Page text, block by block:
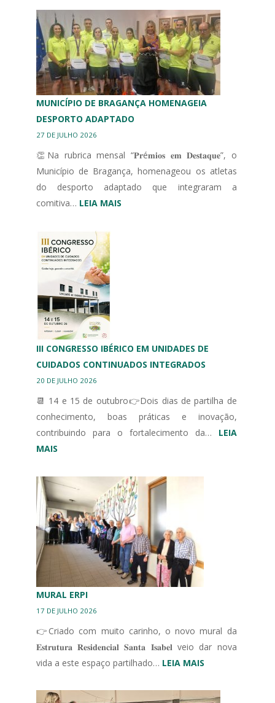
MUNICÍPIO DE BRAGANÇA HOMENAGEIA
DESPORTO ADAPTADO
27 DE JULHO 2026
👏Na rubrica mensal “𝐏𝐫é𝐦𝐢𝐨𝐬 𝐞𝐦 𝐃𝐞𝐬𝐭𝐚𝐪𝐮𝐞”, o
Município de Bragança, homenageou os atletas
do desporto adaptado que integraram a
comitiva… LEIA MAIS:
III CONGRESSO IBÉRICO EM UNIDADES DE
CUIDADOS CONTINUADOS INTEGRADOS
20 DE JULHO 2026
📆 14 e 15 de outubro👉Dois dias de partilha de
conhecimento, boas práticas e inovação,
contribuindo para o fortalecimento da… LEIA
MAIS:
CONGRESSO
IBÉRICO
EM
UNIDADES
DE
CUIDADOS
CONTINUADOS
INTEGRADOS
MURAL ERPI
17 DE JULHO 2026
👉Criado com muito carinho, o novo mural da
𝐄𝐬𝐭𝐫𝐮𝐭𝐮𝐫𝐚 𝐑𝐞𝐬𝐢𝐝𝐞𝐧𝐜𝐢𝐚𝐥 𝐒𝐚𝐧𝐭𝐚 𝐈𝐬𝐚𝐛𝐞𝐥 veio dar nova
vida a este espaço partilhado… LEIA MAIS:
ERPI